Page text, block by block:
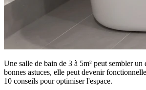
Une salle de bain de 3 à 5m² peut sembler un
bonnes astuces, elle peut devenir
10 conseils pour optimiser l'espace.